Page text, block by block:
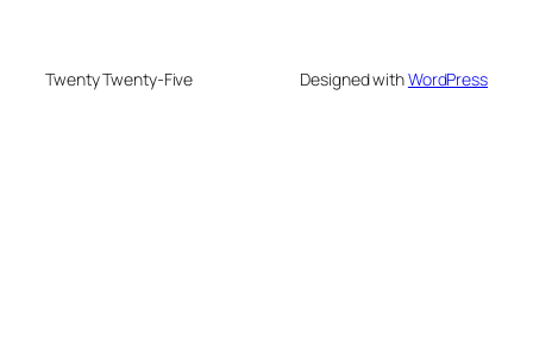
Twenty Twenty-Five Designed withWordPress